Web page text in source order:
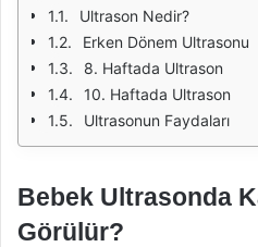
Ultrason Nedir?
Erken Dönem Ultrasonu
8. Haftada Ultrason
10. Haftada Ultrason
Ultrasonun Faydaları
Bebek Ultrasonda
Görülür?